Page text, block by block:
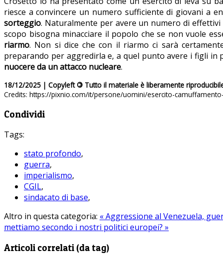
riesce a convincere un numero sufficiente di giovani a
sorteggio. Naturalmente per avere un numero di
scopo bisogna minacciare il popolo che se non vuole
riarmo. Non si dice che con il riarmo ci sarà
preparando per aggredirla e, a quel punto avere i figli
nuocere da un attacco nucleare.
18/12/2025 | Copyleft © Tutto il materiale è liberamente
Credits: https://pixnio.com/it/persone/uomini/esercito-
Condividi
Tags:
stato profondo,
guerra,
imperialismo,
CGIL,
sindacato di base,
Altro in questa categoria: « Aggressione al Venezuela,
mettiamo secondo i nostri politici europei? »
Articoli correlati (da tag)